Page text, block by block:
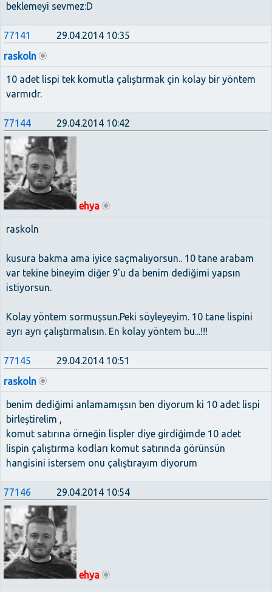
beklemeyi sevmez:D
77141
29.04.2014 10:35
raskoln
10 adet lispi tek komutla çalıştırmak çin kolay bir yöntem
varmıdr.
77144 29.04.2014 10:42
ehya
raskoln
kusura bakma ama iyice saçmalıyorsun.. 10 tane arabam
var tekine bineyim diğer 9'u da benim dediğimi yapsın
istiyorsun.
Kolay yöntem sormuşsun.Peki söyleyeyim. 10 tane lispini
ayrı ayrı çalıştırmalısın. En kolay yöntem bu...!!!
77145
29.04.2014 10:51
raskoln
benim dediğimi anlamamışsın ben diyorum ki 10 adet lispi
birleştirelim ,
komut satırına örneğin lispler diye girdiğimde 10 adet
lispin çalıştırma kodları komut satırında görünsün
hangisini istersem onu çalıştırayım diyorum
77146 29.04.2014 10:54
ehya